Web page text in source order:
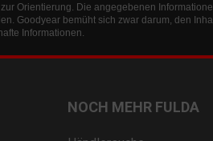
Orientierung. Die angegebenen
Goodyear bemüht sich zwar darum, den
Informationen.
NOCH MEHR FULDA